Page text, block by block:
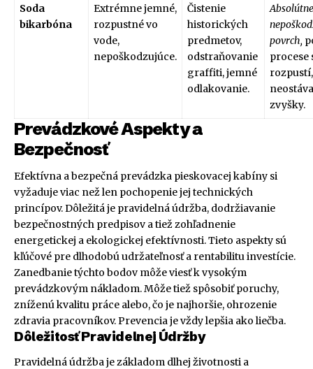
Soda
bikarbóna
Extrémne jemné,
rozpustné vo
vode,
nepoškodzujúce.
Čistenie
historických
predmetov,
odstraňovanie
graffiti, jemné
odlakovanie.
Absolútne
povrch,
procese
rozpustí,
zvyšky.
Prevádzkové Aspekty a
Bezpečnosť
Efektívna a bezpečná prevádzka pieskovacej kabíny si
vyžaduje viac než len pochopenie jej technických
princípov. Dôležitá je pravidelná údržba, dodržiavanie
bezpečnostných predpisov a tiež zohľadnenie
energetickej a ekologickej efektívnosti. Tieto aspekty sú
kľúčové pre dlhodobú udržateľnosť a rentabilitu investície.
Zanedbanie týchto bodov môže viesť k vysokým
prevádzkovým nákladom. Môže tiež spôsobiť poruchy,
zníženú kvalitu práce alebo, čo je najhoršie, ohrozenie
zdravia pracovníkov. Prevencia je vždy lepšia ako liečba.
Dôležitosť Pravidelnej Údržby
Pravidelná údržba je základom dlhej životnosti a